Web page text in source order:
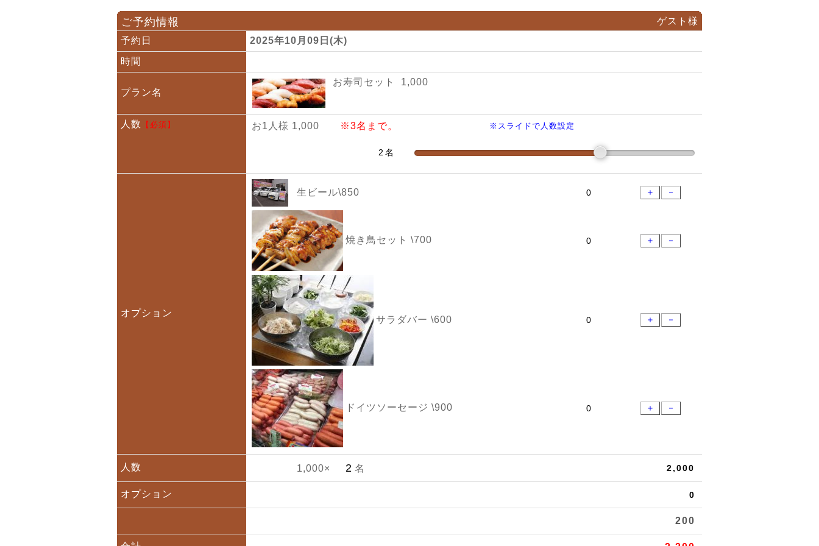
ご予約情報
ゲスト様
予約日
2025年10月09日(木)
時間
プラン名
お寿司セット 1,000
人数 【必須】 お1人様 1,000 ※3名まで。 ※スライドで人数設定
オプション
生ビール\850 ＋ －
焼き鳥セット \700 ＋ －
サラダバー \600 ＋ －
ドイツソーセージ \900 ＋ －
人数 1,000× 名
オプション